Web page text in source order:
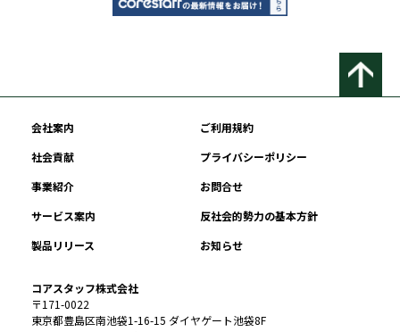
会社案内
ご利用規約
社会貢献
プライバシーポリシー
事業紹介
お問合せ
サービス案内
反社会的勢力の基本方針
製品リリース
お知らせ
コアスタッフ株式会社
〒171-0022
東京都豊島区南池袋1-16-15 ダイヤゲート池袋8F